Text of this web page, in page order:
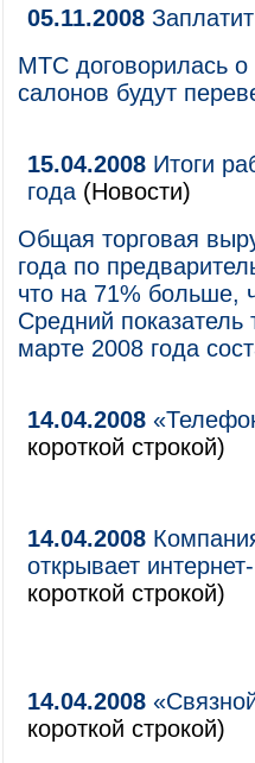
05.11.2008
МТС договорилась
салонов будут
15.04.2008 Итоги
года (Новости)
Общая торговая
года по
что на 71% больше,
Средний показатель
марте 2008 года
14.04.2008
короткой строкой)
14.04.2008
открывает
короткой строкой)
14.04.2008
короткой строкой)